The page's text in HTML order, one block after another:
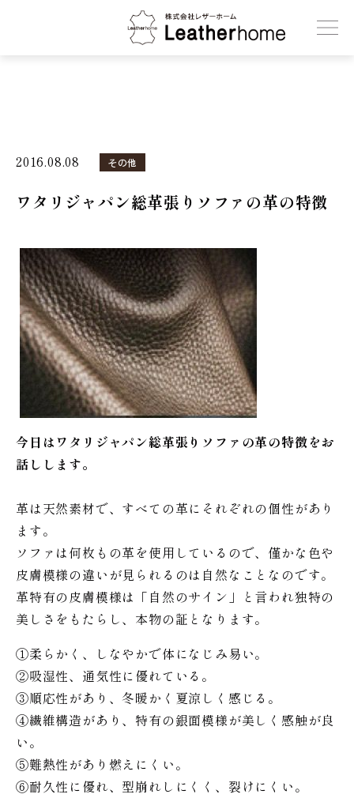
株式会社レザーホーム
2016.08.08 その他
ワタリジャパン総革張りソファの革の特徴
今日はワタリジャパン総革張りソファの革の特徴をお
話しします。
革は天然素材で、すべての革にそれぞれの個性があり
ます。
ソファは何枚もの革を使用しているので、僅かな色や
皮膚模様の違いが見られるのは自然なことなのです。
革特有の皮膚模様は「自然のサイン」と言われ独特の
美しさをもたらし、本物の証となります。
①柔らかく、しなやかで体になじみ易い。
②吸湿性、通気性に優れている。
③順応性があり、冬暖かく夏涼しく感じる。
④繊維構造があり、特有の銀面模様が美しく感触が良
い。
⑤難熱性があり燃えにくい。
⑥耐久性に優れ、型崩れしにくく、裂けにくい。